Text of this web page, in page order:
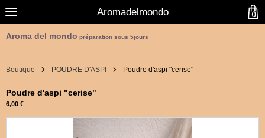
Aromadelmondo
Aroma del mondo préparation sous 5jours
Boutique POUDRE D'ASPI Poudre d'aspi "cerise"
Poudre d'aspi "cerise"
6,00 €
0